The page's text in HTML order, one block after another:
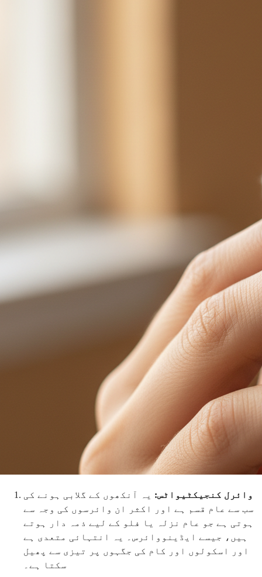
وائرل کنجیکٹیواٹس: یہ آنکھوں کے گلابی ہونے کی
سب سے عام قسم ہے اور اکثر ان وائرسوں کی وجہ سے
ہوتی ہے جو عام نزلہ یا فلو کے لیے ذمہ دار ہوتے
ہیں، جیسے ایڈینووائرس۔ یہ انتہائی متعدی ہے
اور اسکولوں اور کام کی جگہوں پر تیزی سے پھیل
سکتا ہے۔